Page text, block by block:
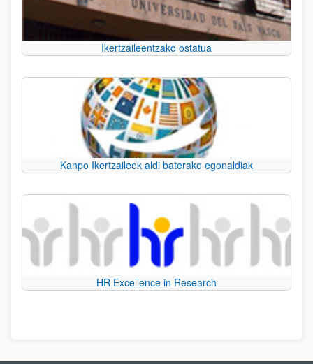
Ikertzaileentzako ostatua
Kanpo Ikertzaileek aldi baterako egonaldiak
HR Excellence in Research